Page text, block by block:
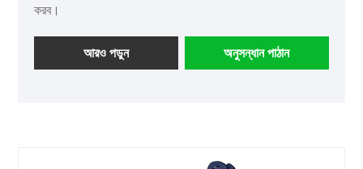
করব।
আরও পড়ুন অনুসন্ধান পাঠান